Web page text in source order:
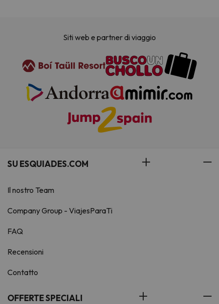
Siti web e partner di viaggio
SU ESQUIADES.COM
Il nostro Team
Company Group - ViajesParaTi
FAQ
Recensioni
Contatto
OFFERTE SPECIALI